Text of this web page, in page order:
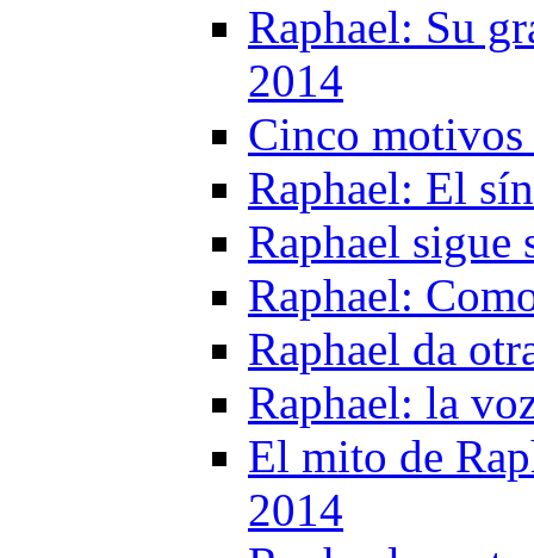
Raphael: Su
2014
Cinco motivos
Raphael: El
Raphael sigue
Raphael:
Raphael da
Raphael: la
El mito de
2014